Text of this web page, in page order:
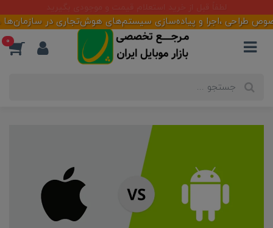
،اجرا و پیاده‌سازی سیستم‌های هوش‌تجاری در سازمان‌ها
0